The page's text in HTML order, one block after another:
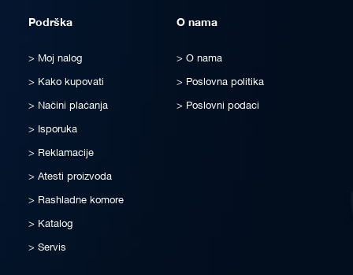
Podrška
Moj nalog
Kako kupovati
Načini plaćanja
Isporuka
Reklamacije
Atesti proizvoda
Rashladne komore
Katalog
Servis
O nama
O nama
Poslovna politika
Poslovni podaci